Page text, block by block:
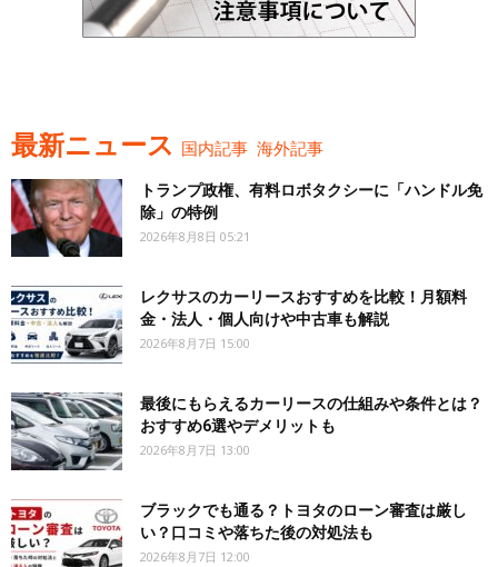
最新ニュース 国内記事 海外記事
トランプ政権、有料ロボタクシーに「ハンドル免
除」の特例
2026年8月8日 05:21
レクサスのカーリースおすすめを比較！月額料
金・法人・個人向けや中古車も解説
2026年8月7日 15:00
最後にもらえるカーリースの仕組みや条件とは？
おすすめ6選やデメリットも
2026年8月7日 13:00
ブラックでも通る？トヨタのローン審査は厳し
い？口コミや落ちた後の対処法も
2026年8月7日 12:00